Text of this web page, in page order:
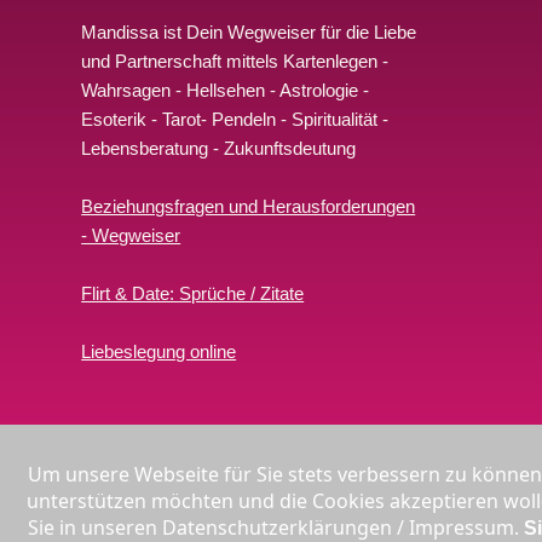
Mandissa ist Dein Wegweiser für die Liebe
und Partnerschaft mittels Kartenlegen -
Wahrsagen - Hellsehen - Astrologie -
Esoterik - Tarot- Pendeln - Spiritualität -
Lebensberatung - Zukunftsdeutung
Beziehungsfragen und Herausforderungen
- Wegweiser
Flirt & Date: Sprüche / Zitate
Liebeslegung online
Um unsere Webseite für Sie stets verbessern zu
unterstützen möchten und die Cookies akzeptieren
Sie in unseren Datenschutzerklärungen / Impressum.